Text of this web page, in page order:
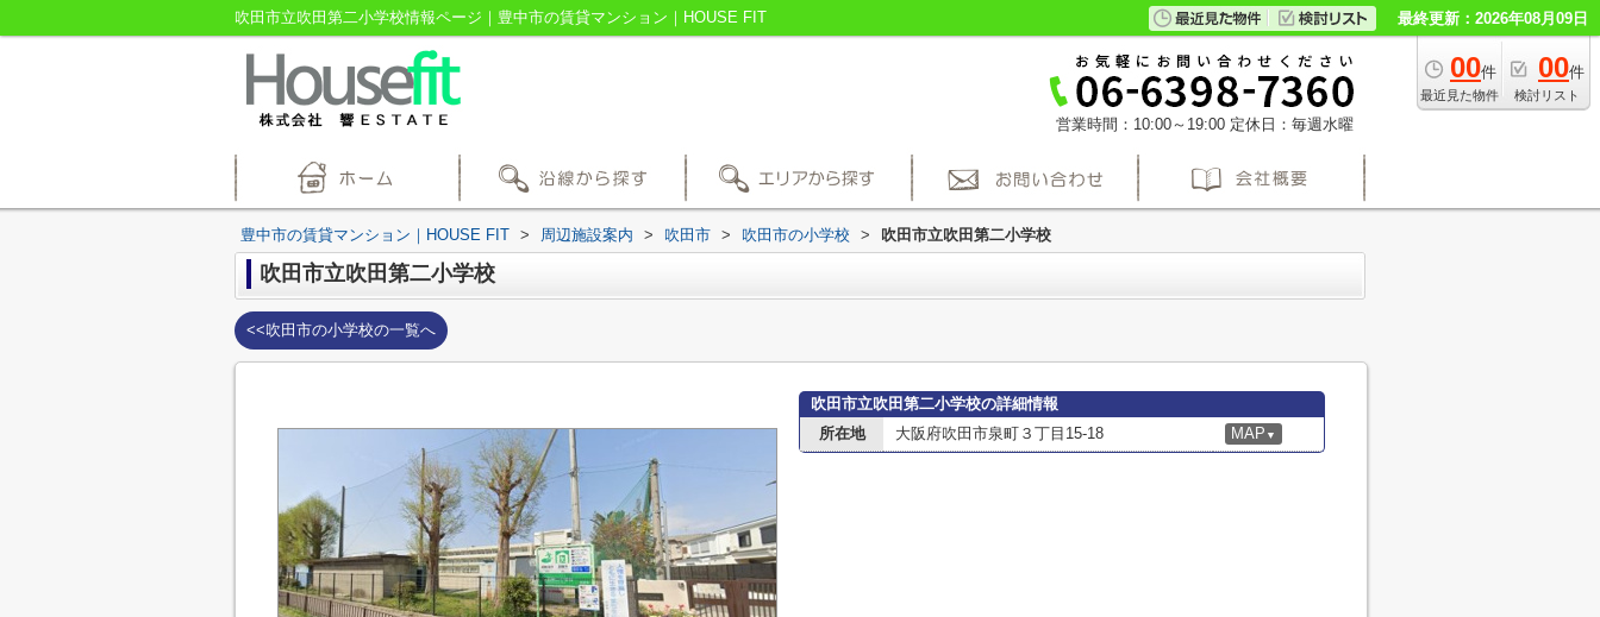
吹田市立吹田第二小学校情報ページ｜豊中市の賃貸マンション｜HOUSE FIT 最終更新：2026年08月09日
00件
最近見た物件
00件
検討リスト
営業時間：10:00～19:00 定休日：毎週水曜
豊中市の賃貸マンション｜HOUSE FIT > 周辺施設案内 > 吹田市 > 吹田市の小学校 > 吹田市立吹田第二小学校
吹田市立吹田第二小学校
<<吹田市の小学校の一覧へ
吹田市立吹田第二小学校の詳細情報
所在地
大阪府吹田市泉町３丁目15-18 MAP ▼